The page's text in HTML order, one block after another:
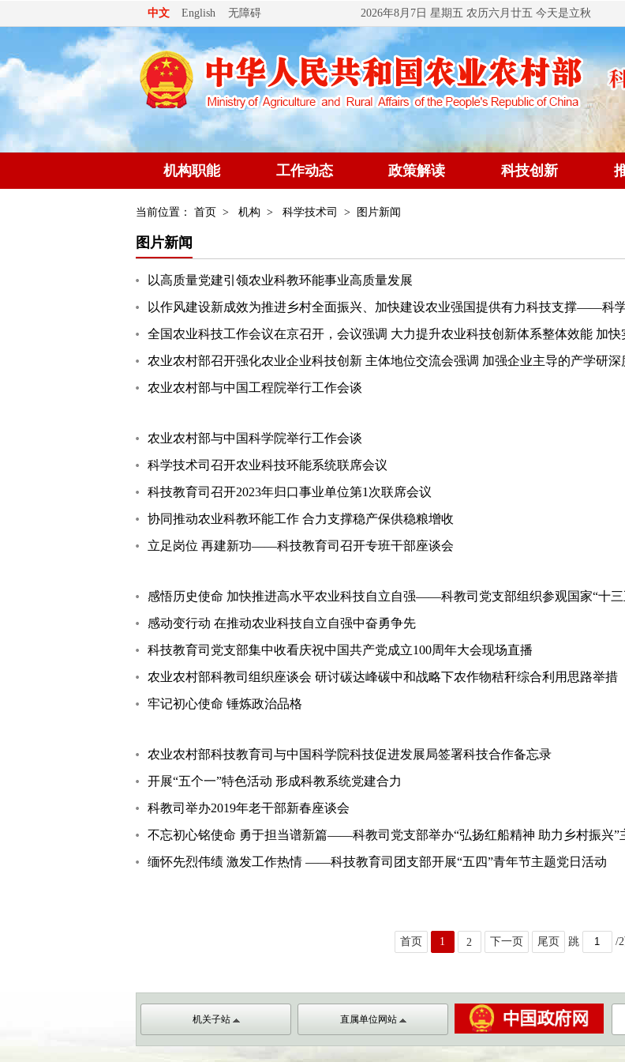
中文 English 无障碍 2026年8月7日 星期五 农历六月廿五 今天是立秋
机构职能 工作动态 政策解读 科技创新
当前位置： 首页 > 机构 > 科学技术司 > 图片新闻
图片新闻
以高质量党建引领农业科教环能事业高质量发展
以作风建设新成效为推进乡村全面振兴、加快建设农业强国提供有力科技支撑——科
全国农业科技工作会议在京召开，会议强调 大力提升农业科技创新体系整体效能 加快
农业农村部召开强化农业企业科技创新 主体地位交流会强调 加强企业主导的产学研深
农业农村部与中国工程院举行工作会谈
农业农村部与中国科学院举行工作会谈
科学技术司召开农业科技环能系统联席会议
科技教育司召开2023年归口事业单位第1次联席会议
协同推动农业科教环能工作 合力支撑稳产保供稳粮增收
立足岗位 再建新功——科技教育司召开专班干部座谈会
感悟历史使命 加快推进高水平农业科技自立自强——科教司党支部组织参观国家“十三
感动变行动 在推动农业科技自立自强中奋勇争先
科技教育司党支部集中收看庆祝中国共产党成立100周年大会现场直播
农业农村部科教司组织座谈会 研讨碳达峰碳中和战略下农作物秸秆综合利用思路举措
牢记初心使命 锤炼政治品格
农业农村部科技教育司与中国科学院科技促进发展局签署科技合作备忘录
开展“五个一”特色活动 形成科教系统党建合力
科教司举办2019年老干部新春座谈会
不忘初心铭使命 勇于担当谱新篇——科教司党支部举办“弘扬红船精神 助力乡村振兴”
缅怀先烈伟绩 激发工作热情 ——科技教育司团支部开展“五四”青年节主题党日活动
首页 1 2 下一页 尾页 跳 /
机关子站 直属单位网站